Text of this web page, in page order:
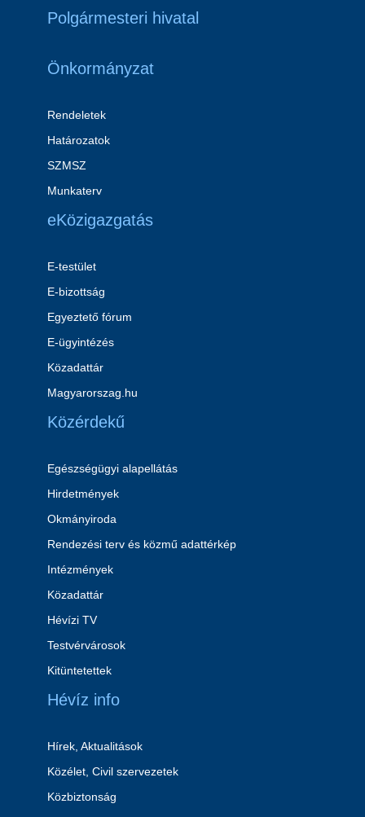
Polgármesteri hivatal
Önkormányzat
Rendeletek
Határozatok
SZMSZ
Munkaterv
eKözigazgatás
E-testület
E-bizottság
Egyeztető fórum
E-ügyintézés
Közadattár
Magyarorszag.hu
Közérdekű
Egészségügyi alapellátás
Hirdetmények
Okmányiroda
Rendezési terv és közmű adattérkép
Intézmények
Közadattár
Hévízi TV
Testvérvárosok
Kitüntetettek
Hévíz info
Hírek, Aktualitások
Közélet, Civil szervezetek
Közbiztonság